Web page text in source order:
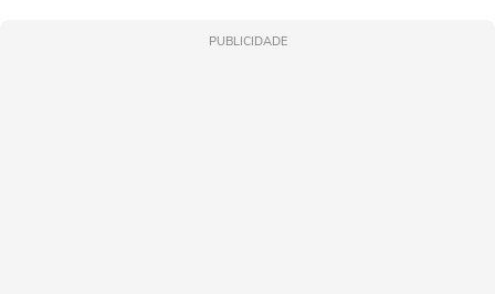
PUBLICIDADE